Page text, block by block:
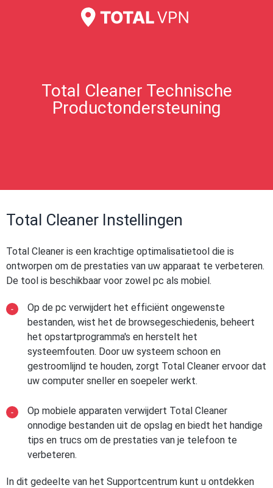
Total Cleaner Technische
Productondersteuning
Total Cleaner Instellingen
Total Cleaner is een krachtige optimalisatietool die is
ontworpen om de prestaties van uw apparaat te verbeteren.
De tool is beschikbaar voor zowel pc als mobiel.
Op de pc verwijdert het efficiënt ongewenste
bestanden, wist het de browsegeschiedenis, beheert
het opstartprogramma's en herstelt het
systeemfouten. Door uw systeem schoon en
gestroomlijnd te houden, zorgt Total Cleaner ervoor dat
uw computer sneller en soepeler werkt.
Op mobiele apparaten verwijdert Total Cleaner
onnodige bestanden uit de opslag en biedt het handige
tips en trucs om de prestaties van je telefoon te
verbeteren.
In dit gedeelte van het Supportcentrum kunt u ontdekken